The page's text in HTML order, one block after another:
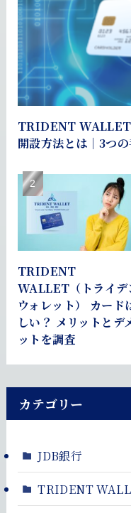
TRIDENT WALLET
開設方法とは｜3つ
TRIDENT
WALLET（トライデ
ウォレット） カード
しい？ メリットとデ
ットを調査
カテゴリー
JDB銀行
TRIDENT